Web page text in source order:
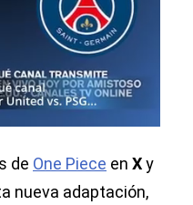
de One Piece en Xy
nueva adaptación,